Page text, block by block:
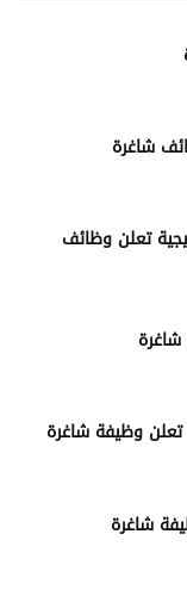
شاغرة
تعلن وظائف
وظيفة شاغرة